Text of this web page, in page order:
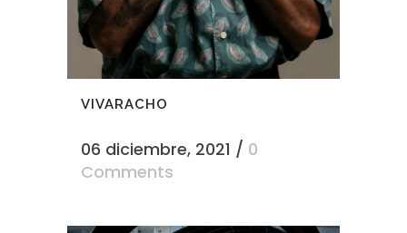
VIVARACHO
06 diciembre, 2021 / 0
Comments